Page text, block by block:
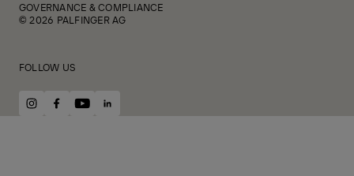
GOVERNANCE & COMPLIANCE
© 2026 PALFINGER AG
FOLLOW US
instagram
facebook
youtubelinkedin